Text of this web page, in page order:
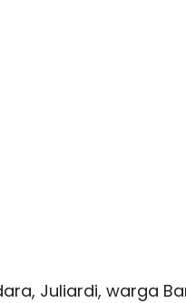
Juliardi, warga